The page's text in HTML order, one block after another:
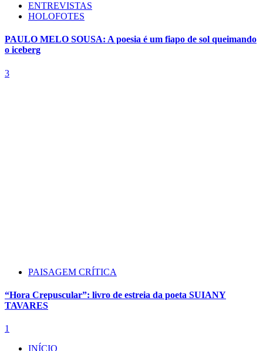
ENTREVISTAS
HOLOFOTES
PAULO MELO SOUSA: A poesia é um fiapo de sol queimando
o iceberg
3
PAISAGEM CRÍTICA
“Hora Crepuscular”: livro de estreia da poeta SUIANY
TAVARES
1
INÍCIO